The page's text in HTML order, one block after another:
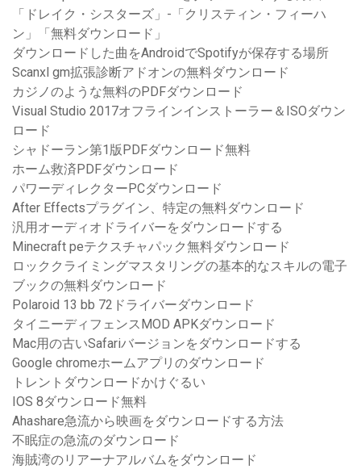
「ドレイク・シスターズ」-「クリスティン・フィーハ
ン」「無料ダウンロード」
ダウンロードした曲をAndroidでSpotifyが保存する場所
Scanxl gm拡張診断アドオンの無料ダウンロード
カジノのような無料のPDFダウンロード
Visual Studio 2017オフラインインストーラー＆ISOダウン
ロード
シャドーラン第1版PDFダウンロード無料
ホーム救済PDFダウンロード
パワーディレクターPCダウンロード
After Effectsプラグイン、特定の無料ダウンロード
汎用オーディオドライバーをダウンロードする
Minecraft peテクスチャパック無料ダウンロード
ロッククライミングマスタリングの基本的なスキルの電子
ブックの無料ダウンロード
Polaroid 13 bb 72ドライバーダウンロード
タイニーディフェンスMOD APKダウンロード
Mac用の古いSafariバージョンをダウンロードする
Google chromeホームアプリのダウンロード
トレントダウンロードかけぐるい
IOS 8ダウンロード無料
Ahashare急流から映画をダウンロードする方法
不眠症の急流のダウンロード
海賊湾のリアーナアルバムをダウンロード